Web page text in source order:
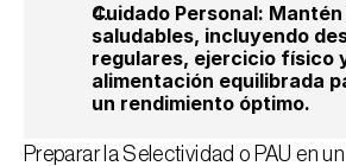
Cuidado Personal:
saludables, incluyendo
regulares, ejercicio físico
alimentación equilibrada
un rendimiento óptimo.
Preparar la Selectividad o PAU en